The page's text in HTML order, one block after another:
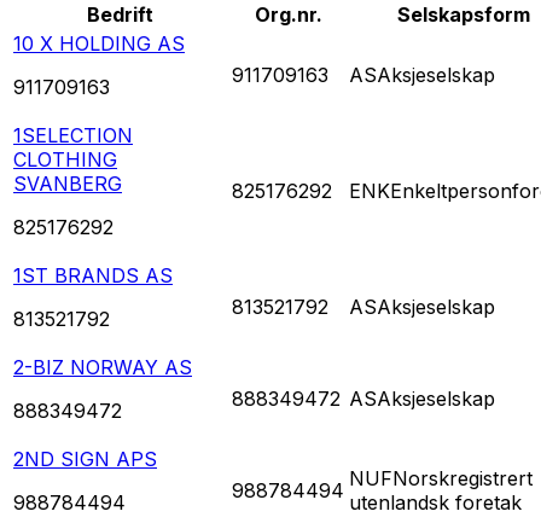
Bedrift Org.nr.
Selskapsform
10 X HOLDING AS
911709163
911709163 ASAksjeselskap
1SELECTION
CLOTHING
SVANBERG
825176292
825176292 ENK
1ST BRANDS AS
813521792
813521792 ASAksjeselskap
2-BIZ NORWAY AS
888349472
888349472 ASAksjeselskap
2ND SIGN APS
988784494
988784494 NUFNorskregistrert
utenlandsk foretak